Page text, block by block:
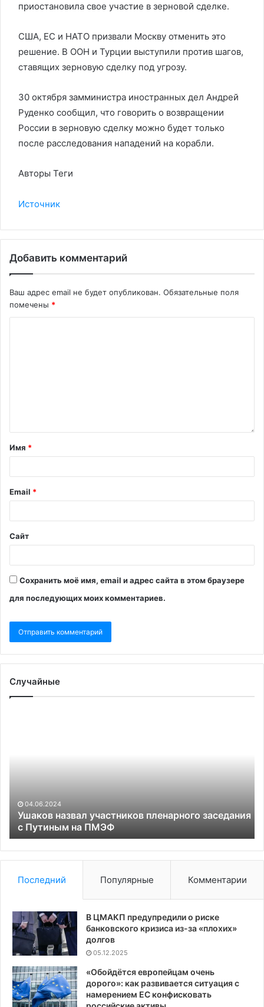
приостановила свое участие в зерновой сделке.
США, ЕС и НАТО призвали Москву отменить это
решение. В ООН и Турции выступили против шагов,
ставящих зерновую сделку под угрозу.
30 октября замминистра иностранных дел Андрей
Руденко сообщил, что говорить о возвращении
России в зерновую сделку можно будет только
после расследования нападений на корабли.
Авторы Теги
Источник
Добавить комментарий
Ваш адрес email не будет опубликован. Обязательные поля
помечены *
Имя *
Email *
Сайт
Сохранить моё имя, email и адрес сайта в этом браузере
для последующих моих комментариев.
Случайные
ПМЭФ
04.06.2024
Ушаков назвал участников пленарного заседания
с Путиным на ПМЭФ
Последний Популярные Комментарии
В ЦМАКП предупредили о риске
банковского кризиса из-за «плохих»
долгов
05.12.2025
«Обойдётся европейцам очень
дорого»: как развивается ситуация с
намерением ЕС конфисковать